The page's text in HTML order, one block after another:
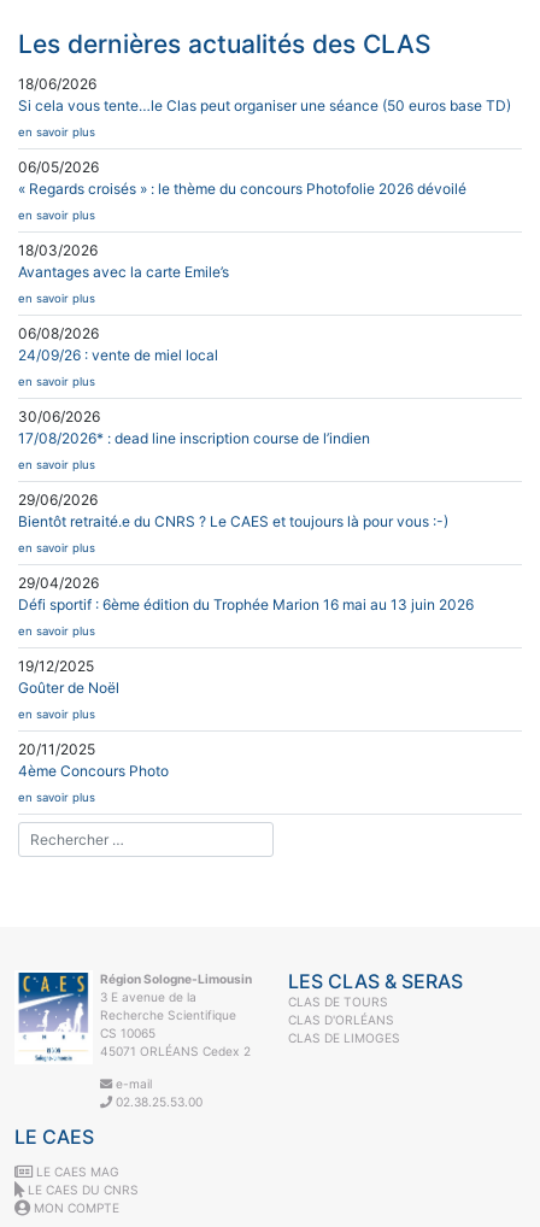
Les dernières actualités des CLAS
18/06/2026
Si cela vous tente…le Clas peut organiser une séance (50 euros base TD)
en savoir plus
06/05/2026
« Regards croisés » : le thème du concours Photofolie 2026 dévoilé
en savoir plus
18/03/2026
Avantages avec la carte Emile’s
en savoir plus
06/08/2026
24/09/26 : vente de miel local
en savoir plus
30/06/2026
17/08/2026* : dead line inscription course de l’indien
en savoir plus
29/06/2026
Bientôt retraité.e du CNRS ? Le CAES et toujours là pour vous :-)
en savoir plus
29/04/2026
Défi sportif : 6ème édition du Trophée Marion 16 mai au 13 juin 2026
en savoir plus
19/12/2025
Goûter de Noël
en savoir plus
20/11/2025
4ème Concours Photo
en savoir plus
Région Sologne-Limousin
3 E avenue de la
Recherche Scientifique
CS 10065
45071 ORLÉANS Cedex 2
e-mail
02.38.25.53.00
LES CLAS & SERAS
CLAS DE TOURS
CLAS D'ORLÉANS
CLAS DE LIMOGES
LE CAES
LE CAES MAG
LE CAES DU CNRS
MON COMPTE